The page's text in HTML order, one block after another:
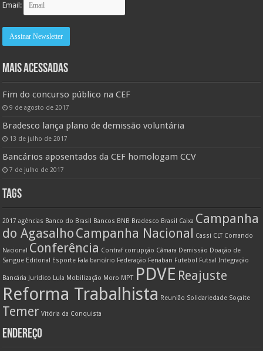
Email:
MAIS ACESSADAS
Fim do concurso público na CEF
9 de agosto de 2017
Bradesco lança plano de demissão voluntária
13 de julho de 2017
Bancários aposentados da CEF homologam CCV
7 de julho de 2017
TAGS
2017 agências Banco do Brasil Bancos BNB Bradesco Brasil Caixa Campanha
do Agasalho Campanha Nacional Cassi CLT Comando
Nacional
Conferência Contraf corrupção Câmara Demissão Doação de
Sangue Editorial Esporte Fala bancário Federação Fenaban Futebol Futsal Integração
Bancária Jurídico Lula Mobilização Moro MPT PDVE Reajuste
Reforma Trabalhista Reunião Solidariedade Soçaite
Temer Vitória da Conquista
ENDEREÇO